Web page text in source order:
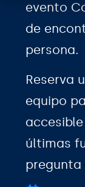
evento
de
persona.
Reserva
equipo
últimas
pregunta